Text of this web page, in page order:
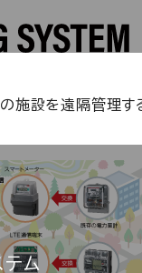
施設を遠隔管理
ム